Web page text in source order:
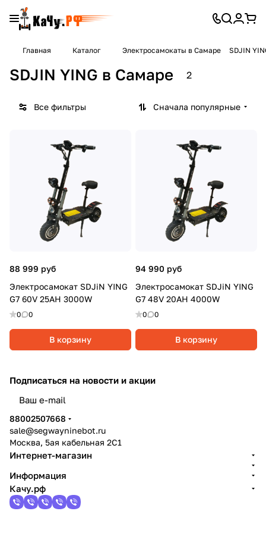
Главная Каталог Электросамокаты в Самаре SDJIN
SDJIN YING в Самаре 2
Все фильтры Сначала популярные
88 999 руб
Электросамокат SDJiN YING
G7 60V 25AH 3000W
0 0
В корзину
94 990 руб
Электросамокат SDJiN YING
G7 48V 20AH 4000W
0 0
В корзину
Подписаться на новости и акции
88002507668
sale@segwayninebot.ru
Москва, 5ая кабельная 2С1
Интернет-магазин
Информация
Качу.рф